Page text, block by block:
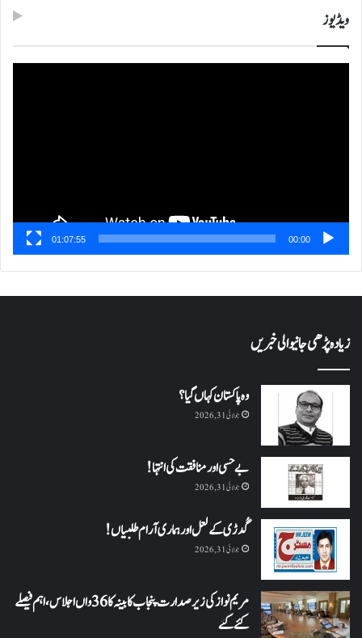
ویڈیوز
00:00
01:07:55
زیادہ پڑھی جانیوالی خبریں
وہ پاکستان کہاں گیا؟
جولائی 31, 2026
بے حسی اور منافقت کی انتہا !
جولائی 31, 2026
گُدڑی کے لعل اور ہماری آرام طلبیاں!
جولائی 31, 2026
مریم نواز کی زیر صدارت پنجاب کابینہ کا 36واں اجلاس،اہم فیصلے
کئے گئے